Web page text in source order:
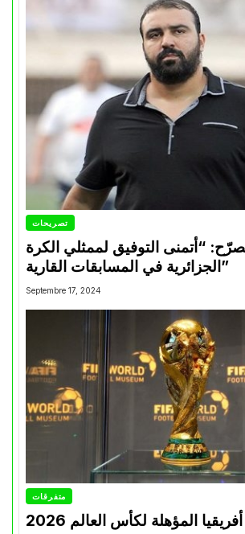
تصريحات
“أتمنى التوفيق لممثلي الكرة
الجزائرية في المسابقات القارية”
Septembre 17, 2024
متفرقات
المؤهلة لكأس العالم 2026